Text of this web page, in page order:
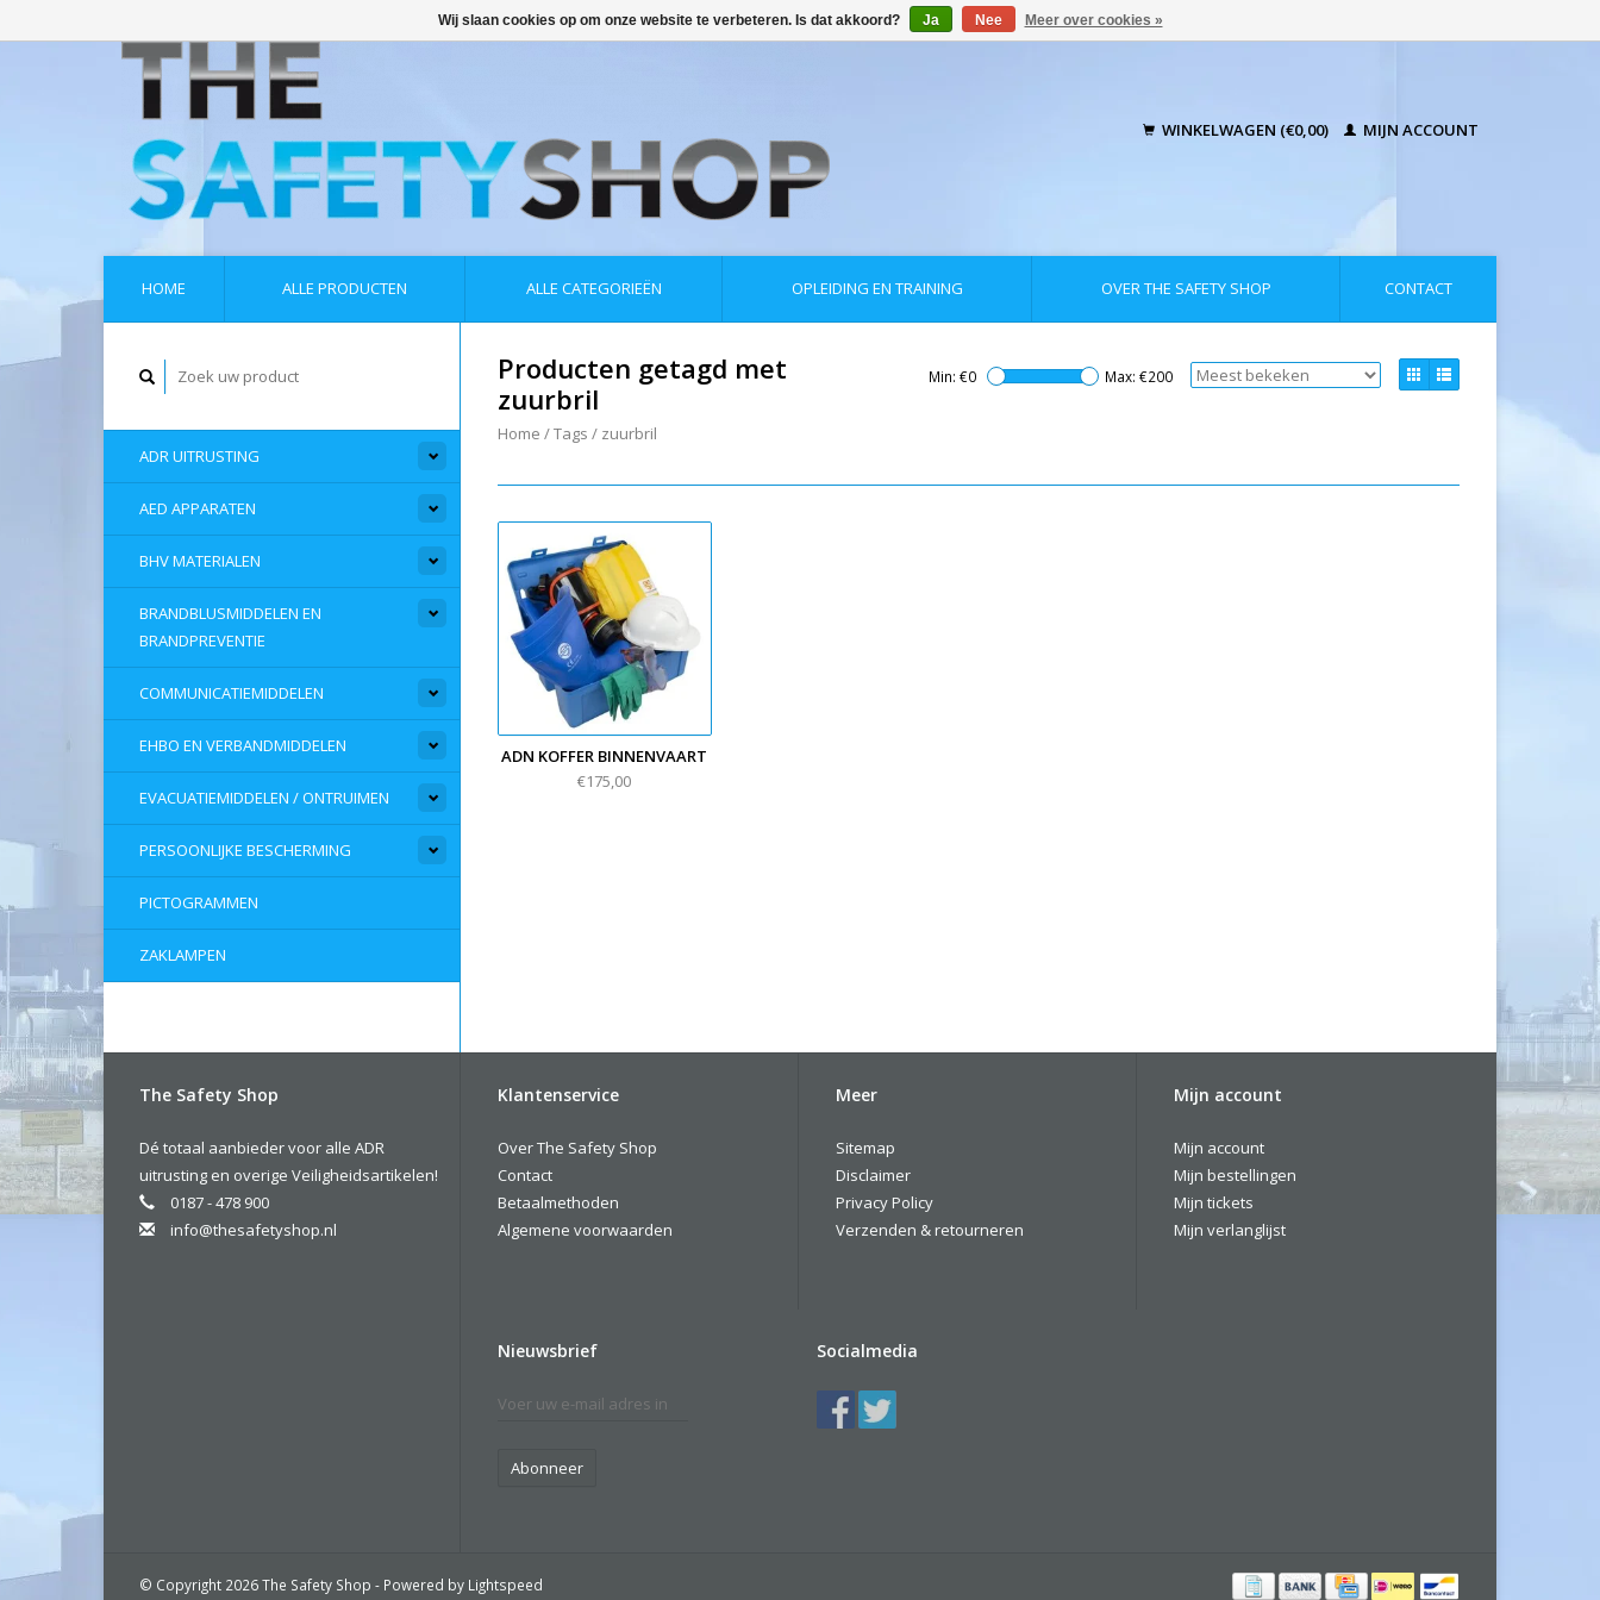
WINKELWAGEN (€0,00) MIJN ACCOUNT
HOME ALLE PRODUCTEN ALLE CATEGORIEËN OPLEIDING EN TRAINING OVER THE SAFETY SHOP CONTACT
ADR UITRUSTING
AED APPARATEN
BHV MATERIALEN
BRANDBLUSMIDDELEN EN
BRANDPREVENTIE
COMMUNICATIEMIDDELEN
EHBO EN VERBANDMIDDELEN
EVACUATIEMIDDELEN / ONTRUIMEN
PERSOONLIJKE BESCHERMING
PICTOGRAMMEN
ZAKLAMPEN
Producten getagd met
zuurbril
Home /Tags / zuurbril
Min: €0 Max: €200
ADN KOFFER BINNENVAART
€175,00
The Safety Shop
Dé totaal aanbieder voor alle ADR
uitrusting en overige Veiligheidsartikelen!
0187 - 478 900
info@thesafetyshop.nl
Klantenservice
Over The Safety Shop
Contact
Betaalmethoden
Algemene voorwaarden
Meer
Sitemap
Disclaimer
Privacy Policy
Verzenden & retourneren
Mijn account
Mijn account
Mijn bestellingen
Mijn tickets
Mijn verlanglijst
Nieuwsbrief
Abonneer
Socialmedia
© Copyright 2026 The Safety Shop - Powered by Lightspeed
Wij slaan cookies op om onze website te verbeteren. Is dat akkoord? Ja Nee Meer over cookies »